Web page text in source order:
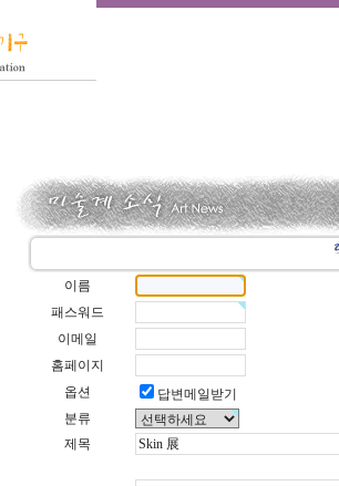
이름
패스워드
이메일
홈페이지
옵션
답변메일받기
분류
제목